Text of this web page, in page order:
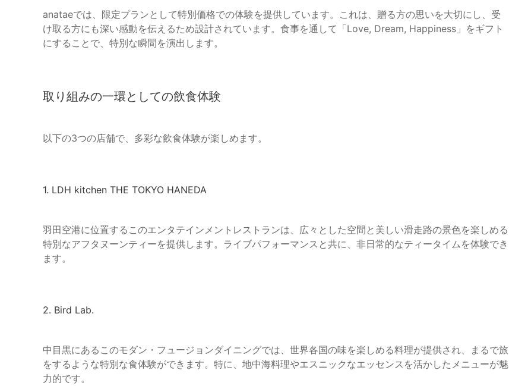
anataeでは、限定プランとして特別価格での体験を提供しています。これは、贈る方の思いを大切にし、受
け取る方にも深い感動を伝えるため設計されています。食事を通して「Love, Dream, Happiness」をギフト
にすることで、特別な瞬間を演出します。
取り組みの一環としての飲食体験
以下の3つの店舗で、多彩な飲食体験が楽しめます。
1. LDH kitchen THE TOKYO HANEDA
羽田空港に位置するこのエンタテインメントレストランは、広々とした空間と美しい滑走路の景色を楽しめる
特別なアフタヌーンティーを提供します。ライブパフォーマンスと共に、非日常的なティータイムを体験でき
ます。
2. Bird Lab.
中目黒にあるこのモダン・フュージョンダイニングでは、世界各国の味を楽しめる料理が提供され、まるで旅
をするような特別な食体験ができます。特に、地中海料理やエスニックなエッセンスを活かしたメニューが魅
力的です。